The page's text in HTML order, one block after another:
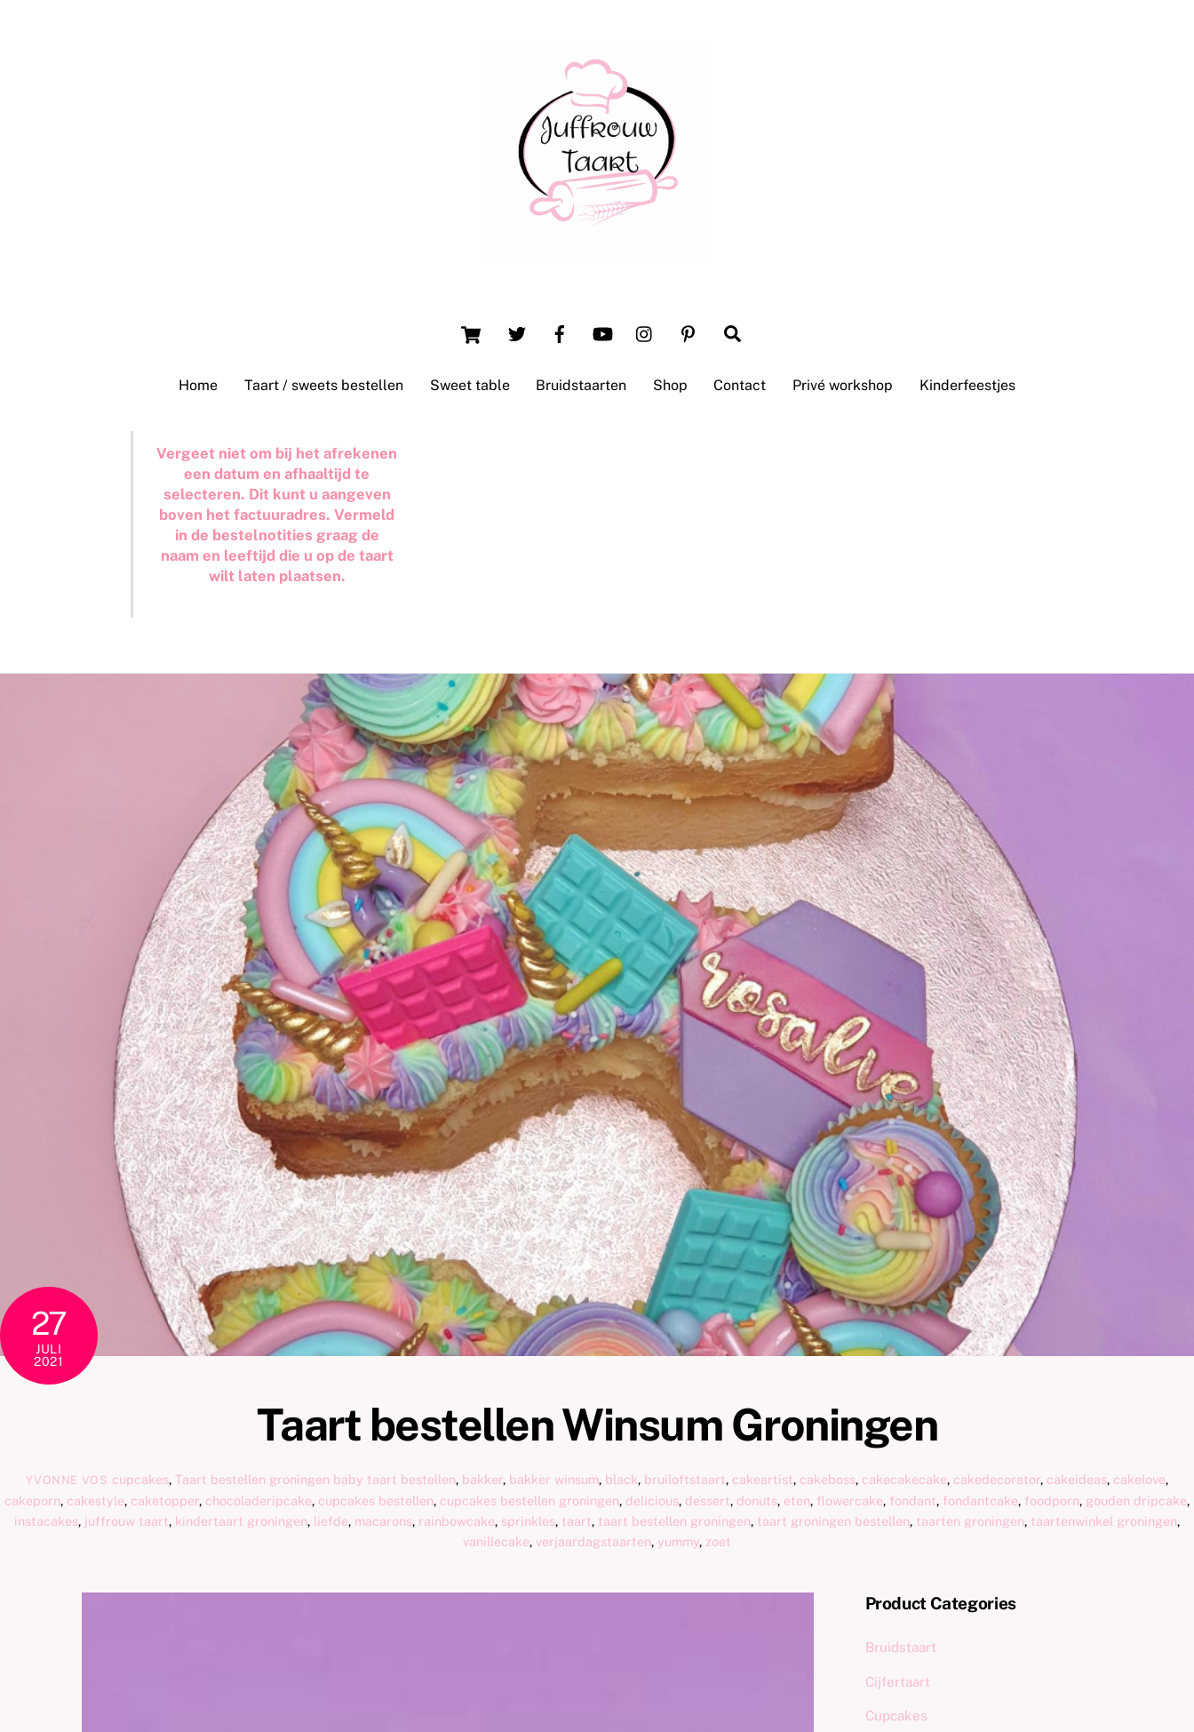
Cart
Home Taart / sweets bestellen Sweet table Bruidstaarten Shop Contact Privé workshop Kinderfeestjes
Vergeet niet om bij het afrekenen
een datum en afhaaltijd te
selecteren. Dit kunt u aangeven
boven het factuuradres. Vermeld
in de bestelnotities graag de
naam en leeftijd die u op de taart
wilt laten plaatsen.
27
JULI
2021
Taart bestellen Winsum Groningen
YVONNE VOS cupcakes, Taart bestellen groningen baby taart bestellen, bakker, bakker winsum, black, bruiloftstaart, cakeartist, cakeboss, cakecakecake, cakedecorator, cakeideas, cakelove,
cakeporn, cakestyle, caketopper, chocoladeripcake, cupcakes bestellen, cupcakes bestellen groningen, delicious, dessert, donuts, eten, flowercake, fondant, fondantcake, foodporn, gouden dripcake,
instacakes, juffrouw taart, kindertaart groningen, liefde, macarons, rainbowcake, sprinkles, taart, taart bestellen groningen, taart groningen bestellen, taarten groningen, taartenwinkel groningen,
vanillecake, verjaardagstaarten, yummy, zoet
Product Categories
Bruidstaart
Cijfertaart
Cupcakes
Top